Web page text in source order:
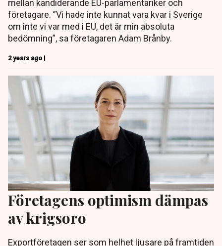
mellan kandiderande EU-parlamentariker och
företagare. ”Vi hade inte kunnat vara kvar i Sverige
om inte vi var med i EU, det är min absoluta
bedömning”, sa företagaren Adam Brånby.
2 years ago |
Företagens optimism dämpas
av krigsoro
Exportföretagen ser som helhet ljusare på framtiden